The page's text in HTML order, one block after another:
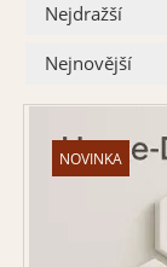
Nejdražší
Nejnovější